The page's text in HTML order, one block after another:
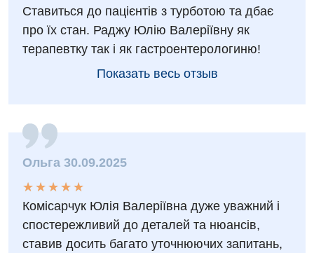
Видео
Эндоскопическое отделение
Для взрослых
Акушерство и гинекология
Андрология
Бесплатные услуги
Вакцинация
Гастроэнтерология
Гематология
Декларирование
Национальный скрининг здоровья 40+
Ставиться до пацієнтів з турботою та дбає
про їх стан. Раджу Юлію Валеріївну як
терапевтку так і як гастроентерологиню!
Показать весь отзыв
Ольга 30.09.2025
★
★
★
★
★
★ ★ ★ ★ ★
Комісарчук Юлія Валеріївна дуже уважний і
спостережливий до деталей та нюансів,
ставив досить багато уточнюючих запитань,